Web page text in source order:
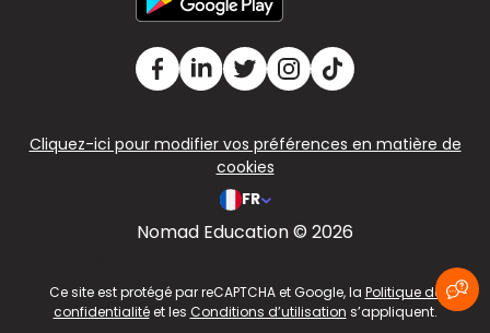
Cliquez-ici pour modifier vos préférences en matière de
cookies
FR
Nomad Education © 2026
Ce site est protégé par reCAPTCHA et Google, la Politique de
confidentialitéet les Conditions d’utilisation s’appliquent.